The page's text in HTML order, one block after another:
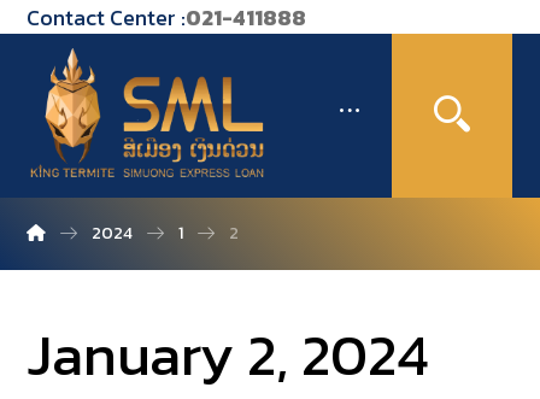
Contact Center :021-411888
2024 1 2
January 2, 2024